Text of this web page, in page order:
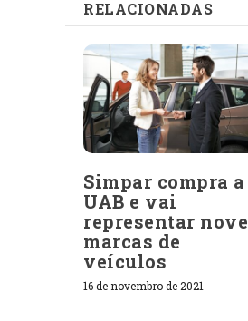
RELACIONADAS
Simpar compra a
UAB e vai
representar nove
marcas de
veículos
16 de novembro de 2021